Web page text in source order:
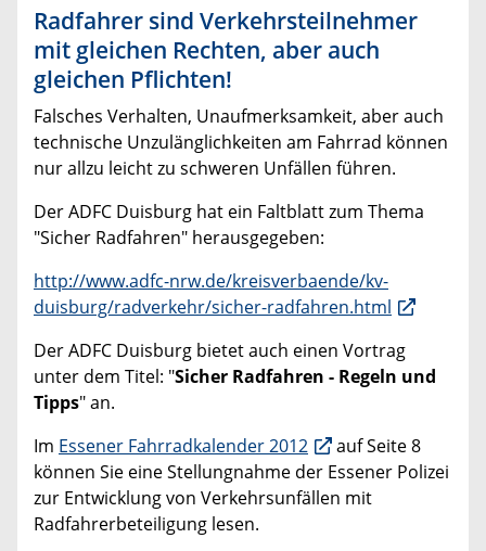
Radfahrer sind Verkehrsteilnehmer
mit gleichen Rechten, aber auch
gleichen Pflichten!
Falsches Verhalten, Unaufmerksamkeit, aber auch
technische Unzulänglichkeiten am Fahrrad können
nur allzu leicht zu schweren Unfällen führen.
Der ADFC Duisburg hat ein Faltblatt zum Thema
"Sicher Radfahren" herausgegeben:
http://www.adfc-nrw.de/kreisverbaende/kv-
duisburg/radverkehr/sicher-radfahren.html
Der ADFC Duisburg bietet auch einen Vortrag
unter dem Titel: "Sicher Radfahren - Regeln und
Tipps" an.
Im Essener Fahrradkalender 2012
auf Seite 8
können Sie eine Stellungnahme der Essener Polizei
zur Entwicklung von Verkehrsunfällen mit
Radfahrerbeteiligung lesen.